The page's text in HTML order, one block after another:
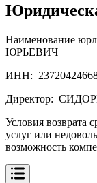
Наименование
ЮРЬЕВИЧ
ИНН:
Директор:
Условия возврата
услуг или
возможность